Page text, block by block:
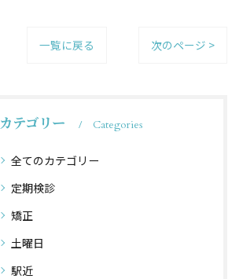
一覧に戻る 次のページ >
カテゴリー Categories
全てのカテゴリー
定期検診
矯正
土曜日
駅近